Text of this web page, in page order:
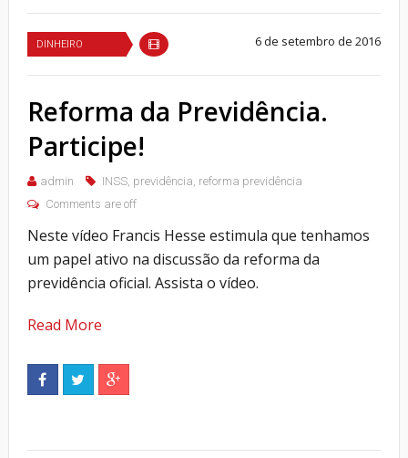
DINHEIRO 6 de setembro de 2016
Reforma da Previdência.
Participe!
admin INSS, previdência, reforma previdência
Comments are off
Neste vídeo Francis Hesse estimula que tenhamos
um papel ativo na discussão da reforma da
previdência oficial. Assista o vídeo.
Read More